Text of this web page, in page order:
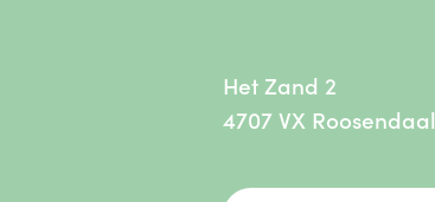
Het Zand 2
4707 VX Roosendaal